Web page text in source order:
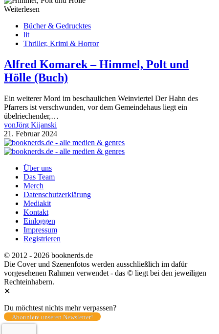
Weiterlesen
Bücher & Gedrucktes
lit
Thriller, Krimi & Horror
Alfred Komarek – Himmel, Polt und
Hölle (Buch)
Ein weiterer Mord im beschaulichen Weinviertel Der Hahn des
Pfarrers ist verschwunden, vor dem Gemeindehaus liegt ein
übelriechender,…
vonJörg Kijanski
21. Februar 2024
Über uns
Das Team
Merch
Datenschutzerklärung
Mediakit
Kontakt
Einloggen
Impressum
Registrieren
© 2012 - 2026 booknerds.de
Die Cover und Szenenfotos werden ausschließlich im dafür
vorgesehenen Rahmen verwendet - das © liegt bei den jeweiligen
Rechteinhabern.
✕
Du möchtest nichts mehr verpassen?
Abonniere unseren Newsletter!